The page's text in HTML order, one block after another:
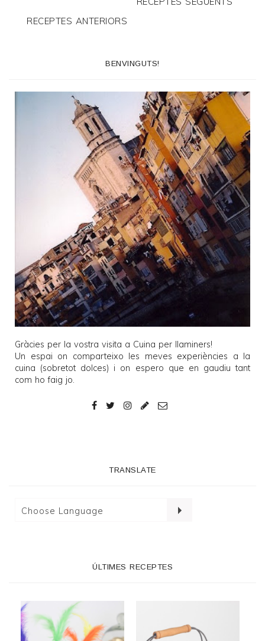
RECEPTES ANTERIORS
BENVINGUTS!
Gràcies per la vostra visita a Cuina per llaminers!
Un espai on comparteixo les meves experiències a la
cuina (sobretot dolces) i on espero que en gaudiu tant
com ho faig jo.
TRANSLATE
ÚLTIMES RECEPTES